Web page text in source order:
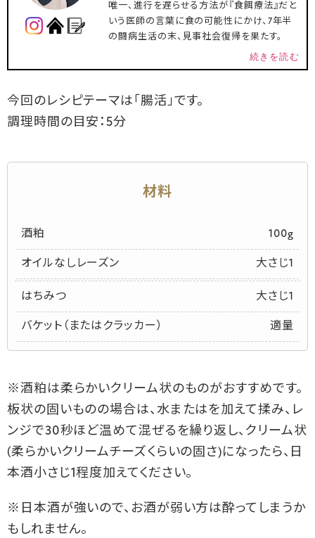
唯一、進行を遅らせる方法が『食餌療法』だと
いう医師の言葉に食の可能性にかけ、7年半
の闘病生活の末、見事社会復帰を果たす。
続きを読む
今回のレシピテーマは「腸活」です。
調理時間の目安：5分
材料
酒粕 100g
オイルなしレーズン 大さじ1
はちみつ 大さじ1
バケット（またはクラッカー） 適量
※酒粕は柔らかいクリーム状のものがおすすめです。
板状の固いものの場合は、水またはを加えて揉み、レ
ンジで30秒ほど温めて混ぜるを繰り返し、クリーム状
(柔らかいクリームチーズくらいの固さ)になったら、日
本酒小さじ1程度加えてください。
※日本酒が強いので、お酒が弱い方は酔ってしまうか
もしれません。